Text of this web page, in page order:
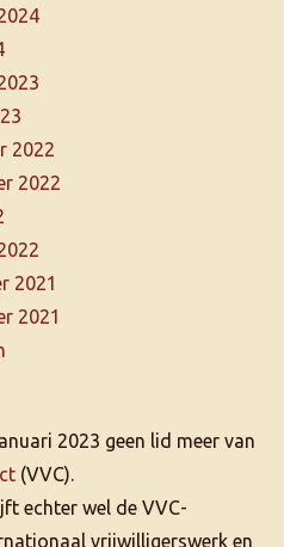
2022
2022
2021
2021
2023 geen lid meer van
(VVC).
echter wel de VVC-
vrijwilligerswerk en